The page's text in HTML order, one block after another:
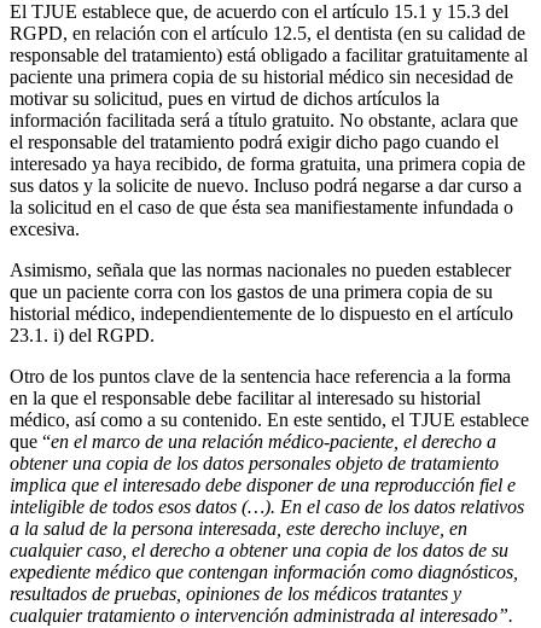
El TJUE establece que, de acuerdo con el artículo 15.1 y 15.3 del
RGPD, en relación con el artículo 12.5, el dentista (en su calidad de
responsable del tratamiento) está obligado a facilitar gratuitamente al
paciente una primera copia de su historial médico sin necesidad de
motivar su solicitud, pues en virtud de dichos artículos la
información facilitada será a título gratuito. No obstante, aclara que
el responsable del tratamiento podrá exigir dicho pago cuando el
interesado ya haya recibido, de forma gratuita, una primera copia de
sus datos y la solicite de nuevo. Incluso podrá negarse a dar curso a
la solicitud en el caso de que ésta sea manifiestamente infundada o
excesiva.
Asimismo, señala que las normas nacionales no pueden establecer
que un paciente corra con los gastos de una primera copia de su
historial médico, independientemente de lo dispuesto en el artículo
23.1. i) del RGPD.
Otro de los puntos clave de la sentencia hace referencia a la forma
en la que el responsable debe facilitar al interesado su historial
médico, así como a su contenido. En este sentido, el TJUE establece
que “en el marco de una relación médico-paciente, el derecho a
obtener una copia de los datos personales objeto de tratamiento
implica que el interesado debe disponer de una reproducción fiel e
inteligible de todos esos datos (…). En el caso de los datos relativos
a la salud de la persona interesada, este derecho incluye, en
cualquier caso, el derecho a obtener una copia de los datos de su
expediente médico que contengan información como diagnósticos,
resultados de pruebas, opiniones de los médicos tratantes y
cualquier tratamiento o intervención administrada al interesado”.